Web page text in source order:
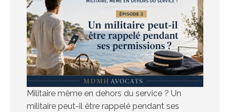
Militaire même en dehors du service ? Un
militaire peut-il être rappelé pendant ses